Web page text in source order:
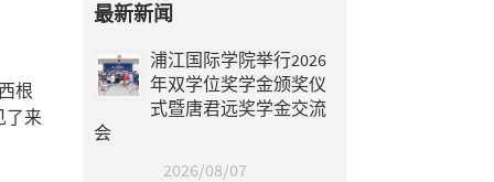
根
了来
最新新闻
浦江国际学院举行2026
年双学位奖学金颁奖仪
式暨唐君远奖学金交流
会
2026/08/07